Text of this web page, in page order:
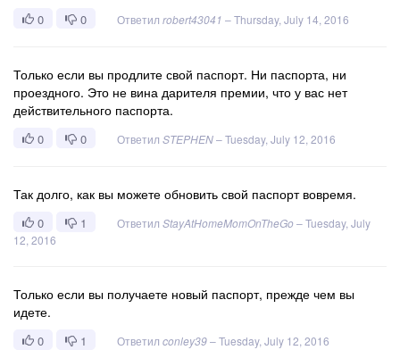
0 0 Ответил robert43041 –Thursday, July 14, 2016
Только если вы продлите свой паспорт. Ни паспорта, ни
проездного. Это не вина дарителя премии, что у вас нет
действительного паспорта.
0 0 Ответил STEPHEN–Tuesday, July 12, 2016
Так долго, как вы можете обновить свой паспорт вовремя.
0 1 Ответил StayAtHomeMomOnTheGo–Tuesday, July
12, 2016
Только если вы получаете новый паспорт, прежде чем вы
идете.
0 1 Ответил conley39–Tuesday, July 12, 2016